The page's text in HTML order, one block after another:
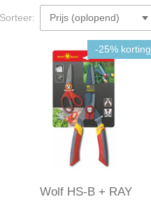
Sorteer:
-25% korting
Wolf HS-B + RAY